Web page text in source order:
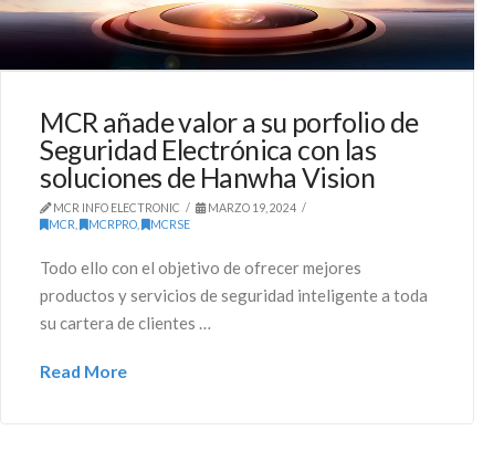
MCR añade valor a su porfolio de
Seguridad Electrónica con las
soluciones de Hanwha Vision
MCR INFO ELECTRONIC
MARZO 19, 2024
MCR , MCRPRO , MCRSE
Todo ello con el objetivo de ofrecer mejores
productos y servicios de seguridad inteligente a toda
su cartera de clientes …
Read More